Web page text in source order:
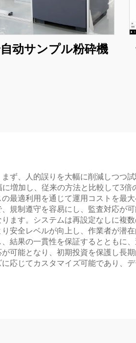
动サンプル粉砕機
ず、人的誤りを大幅に削減しつつ
加し、従来の方法と比較して3倍
最適利用を通じて運用コストを最
規制遵守を容易にし、監査対応が
ます。システムは再設定なしに複
安全レベルが向上し、作業者が潜
結果の一貫性を保証するとともに
可能となり、初期投資を保護し長
応じてカスタマイズ可能であり、